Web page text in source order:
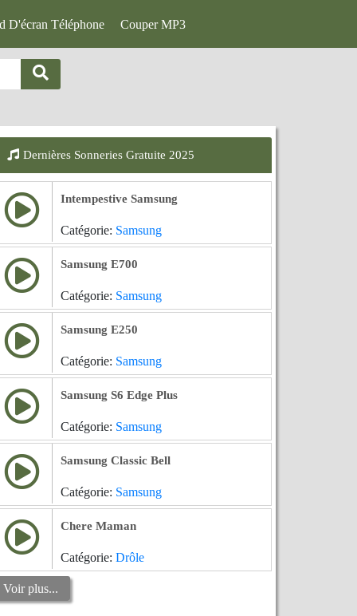
D'écran Téléphone Couper MP3
Dernières Sonneries Gratuite 2025
Intempestive Samsung
Catégorie: Samsung
Samsung E700
Catégorie: Samsung
Samsung E250
Catégorie: Samsung
Samsung S6 Edge Plus
Catégorie: Samsung
Samsung Classic Bell
Catégorie: Samsung
Chere Maman
Catégorie: Drôle
Voir plus...